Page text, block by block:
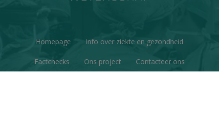
Homepage Info over ziekte en gezondheid
Factchecks Ons project Contacteer ons